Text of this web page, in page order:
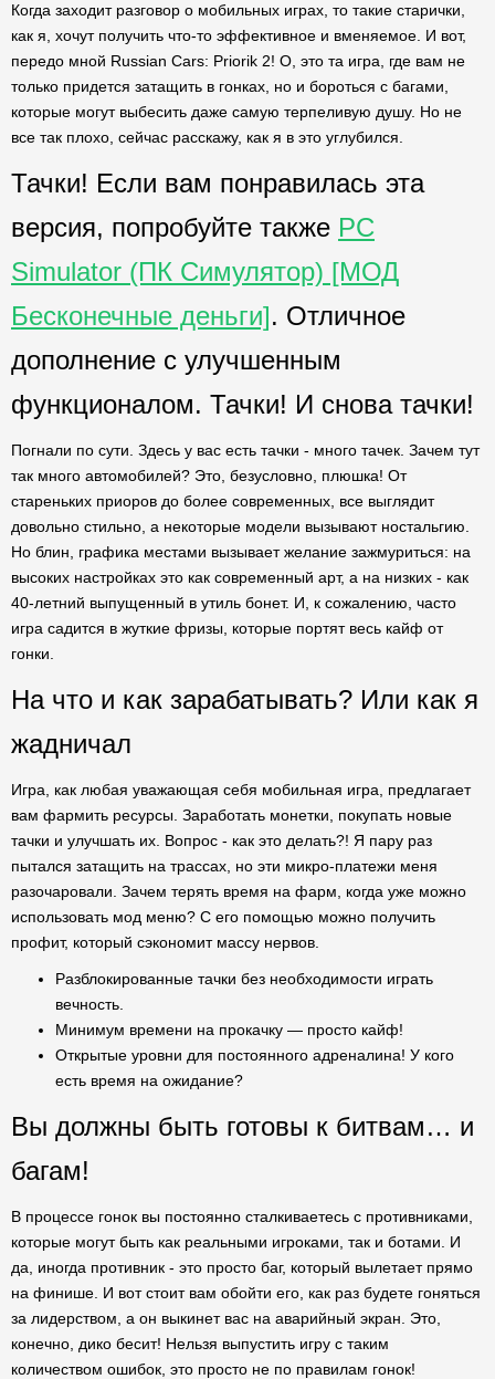
Когда заходит разговор о мобильных играх, то такие старички,
как я, хочут получить что-то эффективное и вменяемое. И вот,
передо мной Russian Cars: Priorik 2! О, это та игра, где вам не
только придется затащить в гонках, но и бороться с багами,
которые могут выбесить даже самую терпеливую душу. Но не
все так плохо, сейчас расскажу, как я в это углубился.
Тачки! Если вам понравилась эта
версия, попробуйте также PC
Simulator (ПК Симулятор) [МОД
Бесконечные деньги]. Отличное
дополнение с улучшенным
функционалом. Тачки! И снова тачки!
Погнали по сути. Здесь у вас есть тачки - много тачек. Зачем тут
так много автомобилей? Это, безусловно, плюшка! От
стареньких приоров до более современных, все выглядит
довольно стильно, а некоторые модели вызывают ностальгию.
Но блин, графика местами вызывает желание зажмуриться: на
высоких настройках это как современный арт, а на низких - как
40-летний выпущенный в утиль бонет. И, к сожалению, часто
игра садится в жуткие фризы, которые портят весь кайф от
гонки.
На что и как зарабатывать? Или как я
жадничал
Игра, как любая уважающая себя мобильная игра, предлагает
вам фармить ресурсы. Заработать монетки, покупать новые
тачки и улучшать их. Вопрос - как это делать?! Я пару раз
пытался затащить на трассах, но эти микро-платежи меня
разочаровали. Зачем терять время на фарм, когда уже можно
использовать мод меню? С его помощью можно получить
профит, который сэкономит массу нервов.
Разблокированные тачки без необходимости играть
вечность.
Минимум времени на прокачку — просто кайф!
Открытые уровни для постоянного адреналина! У кого
есть время на ожидание?
Вы должны быть готовы к битвам… и
багам!
В процессе гонок вы постоянно сталкиваетесь с противниками,
которые могут быть как реальными игроками, так и ботами. И
да, иногда противник - это просто баг, который вылетает прямо
на финише. И вот стоит вам обойти его, как раз будете гоняться
за лидерством, а он выкинет вас на аварийный экран. Это,
конечно, дико бесит! Нельзя выпустить игру с таким
количеством ошибок, это просто не по правилам гонок!